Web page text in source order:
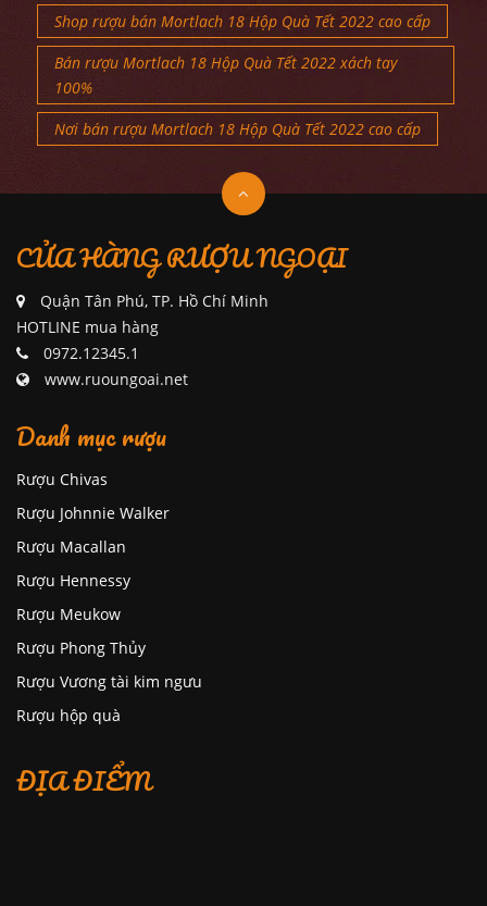
Shop rượu bán Mortlach 18 Hộp Quà Tết 2022 cao cấp
Bán rượu Mortlach 18 Hộp Quà Tết 2022 xách tay
100%
Nơi bán rượu Mortlach 18 Hộp Quà Tết 2022 cao cấp
CỬA HÀNG RƯỢU NGOẠI
Quận Tân Phú, TP. Hồ Chí Minh
HOTLINE mua hàng
0972.12345.1
www.ruoungoai.net
Danh mục rượu
Rượu Chivas
Rượu Johnnie Walker
Rượu Macallan
Rượu Hennessy
Rượu Meukow
Rượu Phong Thủy
Rượu Vương tài kim ngưu
Rượu hộp quà
ĐỊA ĐIỂM